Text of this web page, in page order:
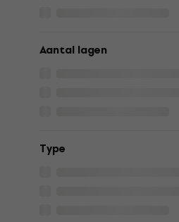
Aantal lagen
Type